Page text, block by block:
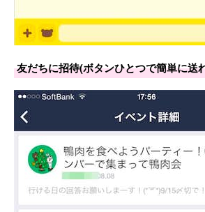
友だちに招待(ボタンひとつで簡単に送